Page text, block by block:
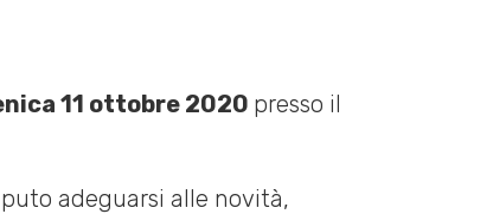
11 ottobre 2020 presso il
adeguarsi alle novità,